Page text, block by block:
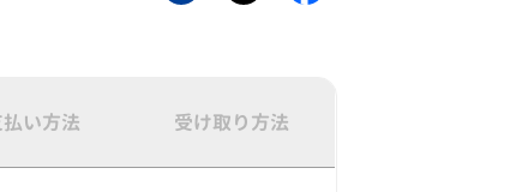
い方法 受け取り方法